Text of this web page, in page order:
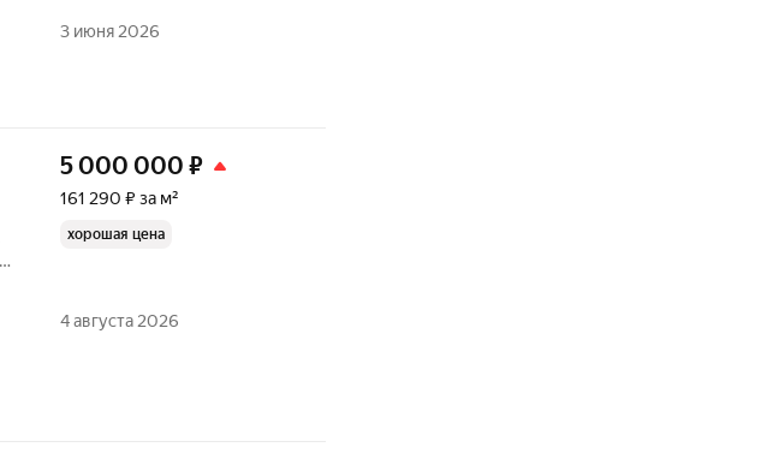
3 июня 2026
5 000 000 ₽
161 290 ₽ за м²
хорошая цена
4 августа 2026